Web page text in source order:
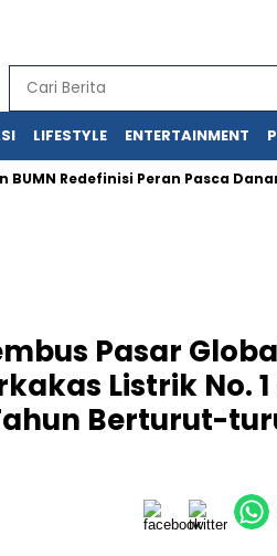
LIFESTYLE ENTERTAINMENT
Redefinisi Peran Pasca
Pasar
Listrik No. 1
Berturut-